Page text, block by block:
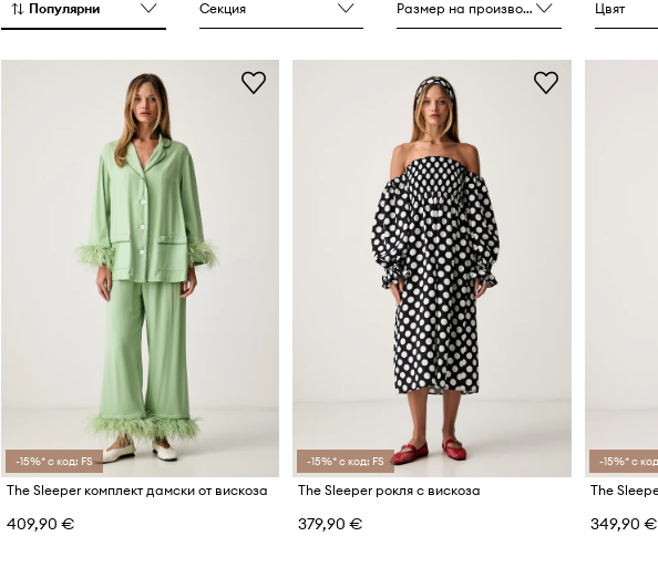
Популярни Секция Размер на производителя Цвят
-15%* с код: FS
The Sleeper комплект дамски от вискоза
409,90 €
-15%* с код: FS
The Sleeper рокля с вискоза
379,90 €
-15%* с
The
349,90 €